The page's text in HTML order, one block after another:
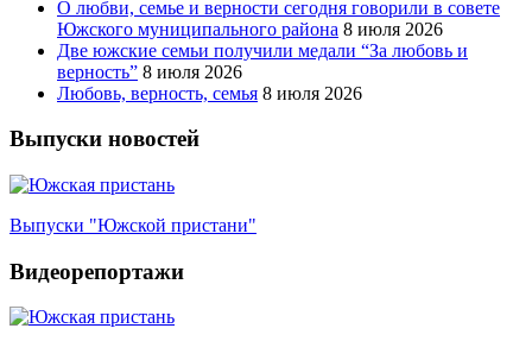
О любви, семье и верности сегодня говорили в совете
Южского муниципального района 8 июля 2026
Две южские семьи получили медали “За любовь и
верность” 8 июля 2026
Любовь, верность, семья 8 июля 2026
Выпуски новостей
Выпуски "Южской пристани"
Видеорепортажи